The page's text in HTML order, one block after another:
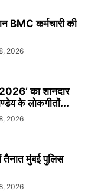
BMC कर्मचारी की
2026
का शानदार
के लोकगीतों...
2026
तैनात मुंबई पुलिस
2026